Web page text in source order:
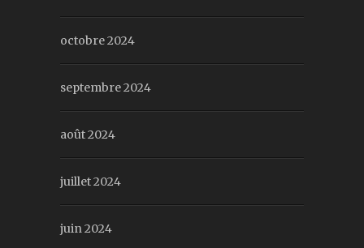
octobre 2024
septembre 2024
août 2024
juillet 2024
juin 2024